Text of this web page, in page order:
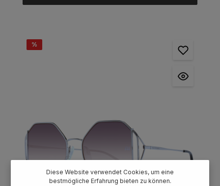
%
Diese Website verwendet Cookies, um eine
bestmögliche Erfahrung bieten zu können.